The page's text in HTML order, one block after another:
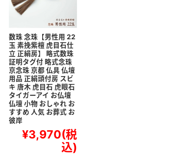
数珠 念珠【男性用 22
玉 素挽紫檀 虎目石仕
立 正絹房】 略式数珠
証明タグ付 略式念珠
京念珠 京都 仏具 仏壇
用品 正絹頭付房 スビ
キ 唐木 虎目石 虎眼石
タイガーアイ お仏壇
仏壇 小物 おしゃれ お
すすめ 人気 お葬式 お
彼岸
¥3,970(税
込)